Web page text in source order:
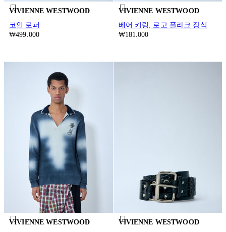
VIVIENNE WESTWOOD
코인 로퍼
₩499.000
VIVIENNE WESTWOOD
베어 키링, 로고 플라크 장식
₩181.000
VIVIENNE WESTWOOD
VIVIENNE WESTWOOD